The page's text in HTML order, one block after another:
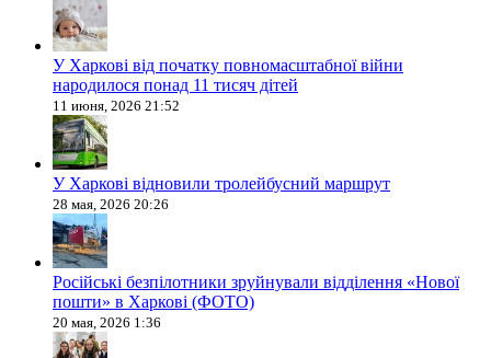
У Харкові від початку повномасштабної війни
народилося понад 11 тисяч дітей
11 июня, 2026 21:52
У Харкові відновили тролейбусний маршрут
28 мая, 2026 20:26
Російські безпілотники зруйнували відділення «Нової
пошти» в Харкові (ФОТО)
20 мая, 2026 1:36